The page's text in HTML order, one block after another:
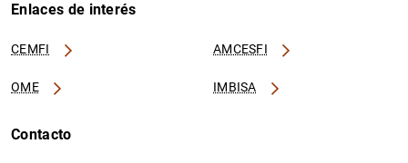
Enlaces de interés
CEMFI AMCESFI
OME IMBISA
Contacto